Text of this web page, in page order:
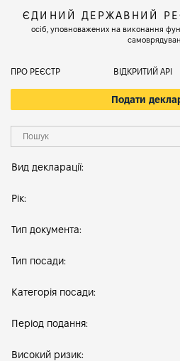
ЄДИНИЙ ДЕРЖАВНИЙ
осіб, уповноважених на виконання
ПРО РЕЄСТР ВІДКРИТИЙ АРІ
Подати
Вид декларації:
Рік:
Тип документа:
Тип посади:
Категорія посади:
Період подання:
Високий ризик: